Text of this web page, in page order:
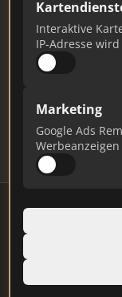
Interaktive
IP-Adresse
Marketing
Google Ads
Ist das Ihr
Verifizieren
Updates.
Profil